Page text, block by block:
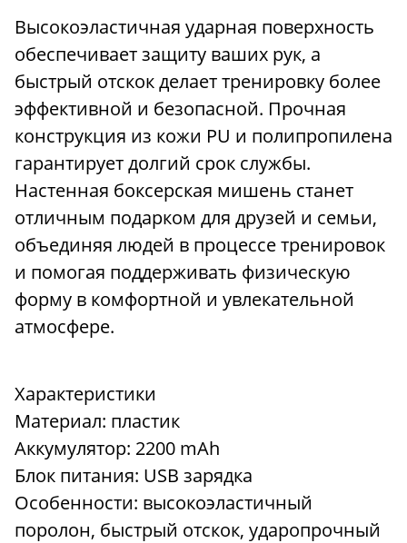
Высокоэластичная ударная поверхность
обеспечивает защиту ваших рук, а
быстрый отскок делает тренировку более
эффективной и безопасной. Прочная
конструкция из кожи PU и полипропилена
гарантирует долгий срок службы.
Настенная боксерская мишень станет
отличным подарком для друзей и семьи,
объединяя людей в процессе тренировок
и помогая поддерживать физическую
форму в комфортной и увлекательной
атмосфере.
Характеристики
Материал: пластик
Аккумулятор: 2200 mAh
Блок питания: USB зарядка
Особенности: высокоэластичный
поролон, быстрый отскок, ударопрочный